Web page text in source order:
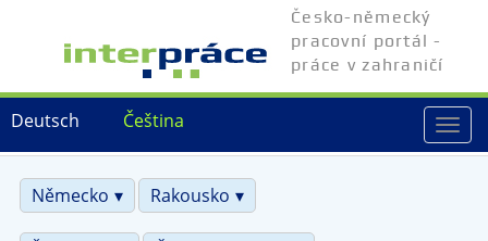
hlavnímu
Čeština
Deutsch
Česko-německý
pracovní portál -
práce v zahraničí
Německo
Rakousko